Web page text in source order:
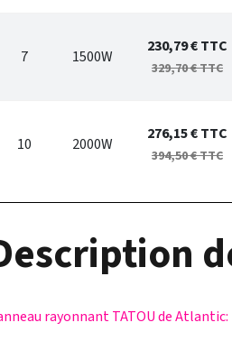
7 1500W
230,79 €TTC
329,70 €TTC
10 2000W
276,15 €TTC
394,50 €TTC
rayonnant TATOU de